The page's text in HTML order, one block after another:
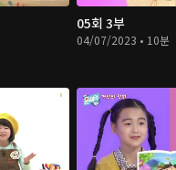
05회 3부
04/07/2023 • 10분